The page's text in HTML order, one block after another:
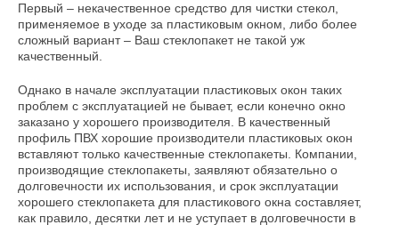
Первый – некачественное средство для чистки стекол,
применяемое в уходе за пластиковым окном, либо более
сложный вариант – Ваш стеклопакет не такой уж
качественный.
Однако в начале эксплуатации пластиковых окон таких
проблем с эксплуатацией не бывает, если конечно окно
заказано у хорошего производителя. В качественный
профиль ПВХ хорошие производители пластиковых окон
вставляют только качественные стеклопакеты. Компании,
производящие стеклопакеты, заявляют обязательно о
долговечности их использования, и срок эксплуатации
хорошего стеклопакета для пластикового окна составляет,
как правило, десятки лет и не уступает в долговечности в